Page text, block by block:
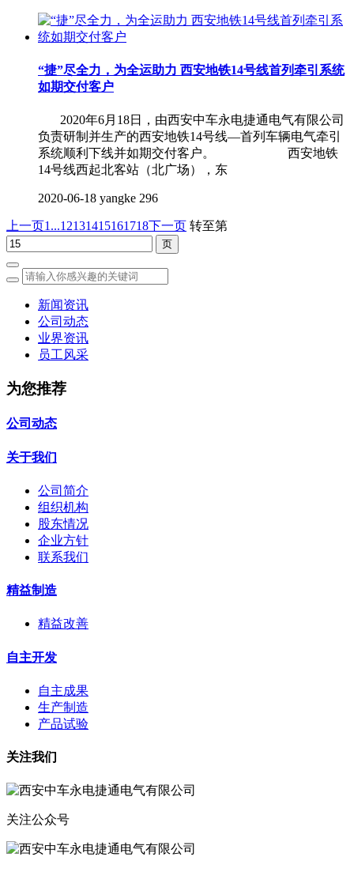
“捷”尽全力，为全运助力 西安地铁14号线首列牵引系统
如期交付客户
2020年6月18日，由西安中车永电捷通电气有限公司
负责研制并生产的西安地铁14号线—首列车辆电气牵引
系统顺利下线并如期交付客户。 西安地铁
14号线西起北客站（北广场），东
2020-06-18 yangke 296
上一页1...12131415161718下一页 转至第
新闻资讯
公司动态
业界资讯
员工风采
为您推荐
公司动态
关于我们
公司简介
组织机构
股东情况
企业方针
联系我们
精益制造
精益改善
自主开发
自主成果
生产制造
产品试验
关注我们
关注公众号